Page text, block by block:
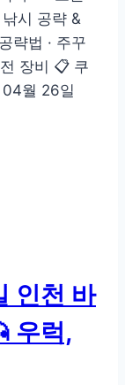
시 공략 &
략법 · 주꾸
장비 📋 쿠
월 26일
인천 바
우럭,